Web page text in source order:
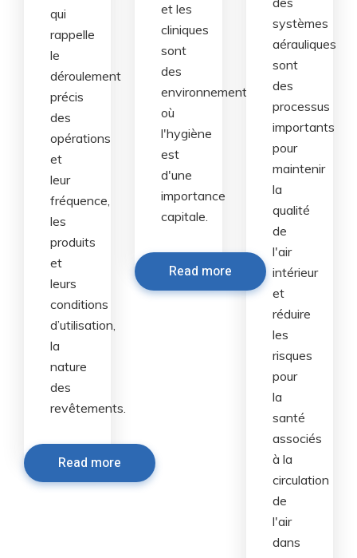
qui
rappelle
le
déroulement
précis
des
opérations
et
leur
fréquence,
les
produits
et
leurs
conditions
d’utilisation,
la
nature
des
revêtements.
Read more
et les
cliniques
sont
des
environnements
où
l'hygiène
est
d'une
importance
capitale.
Read more
systèmes
aérauliques
sont
des
processus
importants
pour
maintenir
la
qualité
de
l'air
intérieur
et
réduire
les
risques
pour
la
santé
associés
à la
circulation
de
l'air
dans